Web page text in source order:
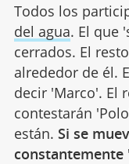
Todos los
del agua. El que
cerrados. El
alrededor de él.
decir 'Marco'. El
contestarán
están. Si se
constantemente